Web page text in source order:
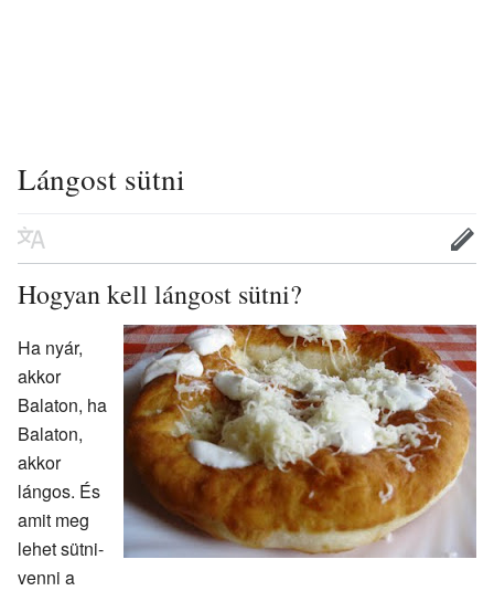
Lángost sütni
Hogyan kell lángost sütni?
Ha nyár,
akkor
Balaton, ha
Balaton,
akkor
lángos. És
amit meg
lehet sütni-
venni a